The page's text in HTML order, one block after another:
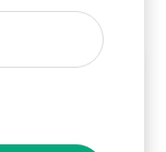
pour le